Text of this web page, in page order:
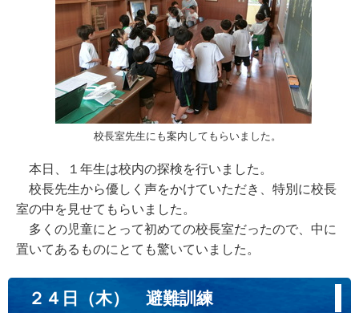
校長室先生にも案内してもらいました。
本日、１年生は校内の探検を行いました。
校長先生から優しく声をかけていただき、特別に校長
室の中を見せてもらいました。
多くの児童にとって初めての校長室だったので、中に
置いてあるものにとても驚いていました。
２４日（木） 避難訓練